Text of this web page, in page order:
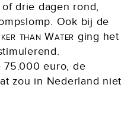
drie dagen rond,
Ook bij de
than Water ging het
75.000 euro, de
zou in Nederland niet